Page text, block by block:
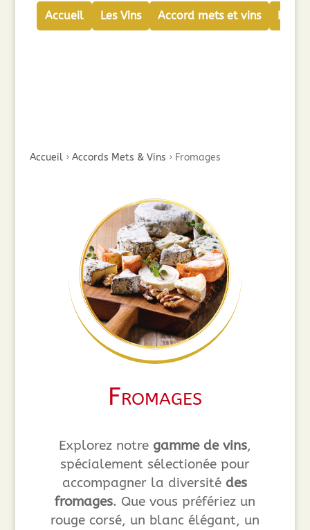
Accueil Les Vins Accord mets et vins
Accueil› Accords Mets & Vins › Fromages
Fromages
Explorez notre gamme de vins,
spécialement sélectionée pour
accompagner la diversité des
fromages. Que vous préfériez un
rouge corsé, un blanc élégant, un